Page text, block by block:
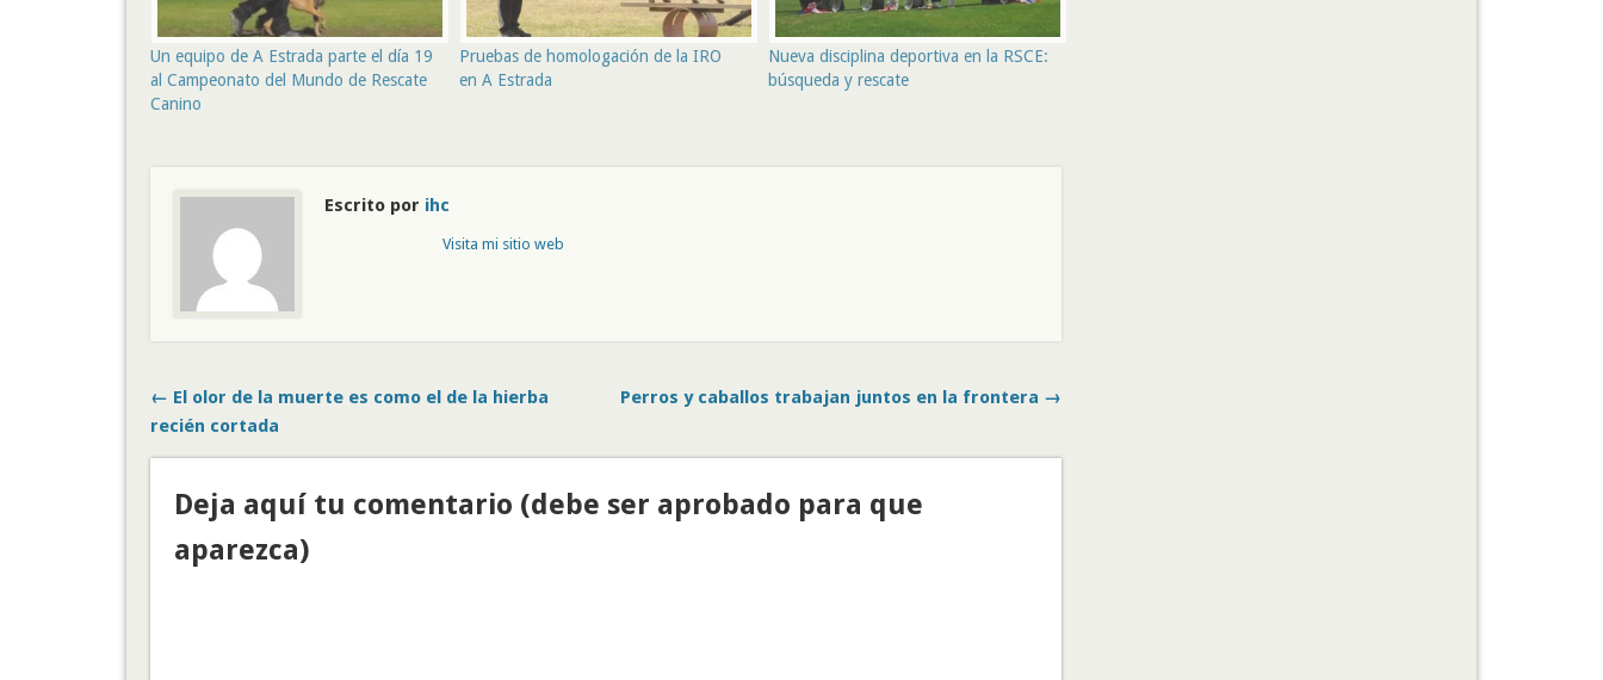
Un equipo de A Estrada parte el día 19
al Campeonato del Mundo de Rescate
Canino
Pruebas de homologación de la IRO
en A Estrada
Nueva disciplina deportiva en la RSCE:
búsqueda y rescate
Escrito por ihc
Visita mi sitio web
← El olor de la muerte es como el de la hierba
recién cortada
Perros y caballos trabajan juntos en la frontera →
Deja aquí tu comentario (debe ser aprobado para que
aparezca)